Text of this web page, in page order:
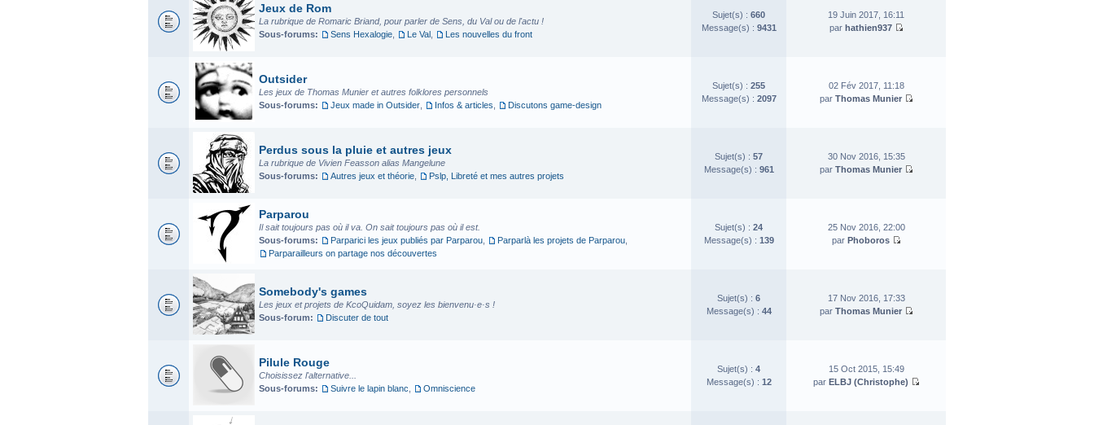
Jeux de Rom
La rubrique de Romaric Briand, pour parler de Sens, du Val ou de l'actu !
Sous-forums:
Sens Hexalogie Le Val Les nouvelles du front
Sujet(s) : 660
Message(s) : 9431
19 Juin 2017, 16:11
par hathien937
Outsider
Les jeux de Thomas Munier et autres folklores personnels
Sous-forums:
Jeux made in Outsider Infos & articles Discutons game-design
Sujet(s) : 255
Message(s) : 2097
02 Fév 2017, 11:18
par Thomas Munier
Perdus sous la pluie et autres jeux
La rubrique de Vivien Feasson alias Mangelune
Sous-forums:
Autres jeux et théorie Pslp, Libreté et mes autres projets
Sujet(s) : 57
Message(s) : 961
30 Nov 2016, 15:35
par Thomas Munier
Parparou
Il sait toujours pas où il va. On sait toujours pas où il est.
Sous-forums:
Parparici les jeux publiés par Parparou Parparlà les projets de Parparou
Parparailleurs on partage nos découvertes
Sujet(s) : 24
Message(s) : 139
25 Nov 2016, 22:00
par Phoboros
Somebody's games
Les jeux et projets de KcoQuidam, soyez les bienvenu·e·s !
Sous-forum:
Discuter de tout
Sujet(s) : 6
Message(s) : 44
17 Nov 2016, 17:33
par Thomas Munier
Pilule Rouge
Choisissez l'alternative...
Sous-forums:
Suivre le lapin blanc Omniscience
Sujet(s) : 4
Message(s) : 12
15 Oct 2015, 15:49
par ELBJ (Christophe)